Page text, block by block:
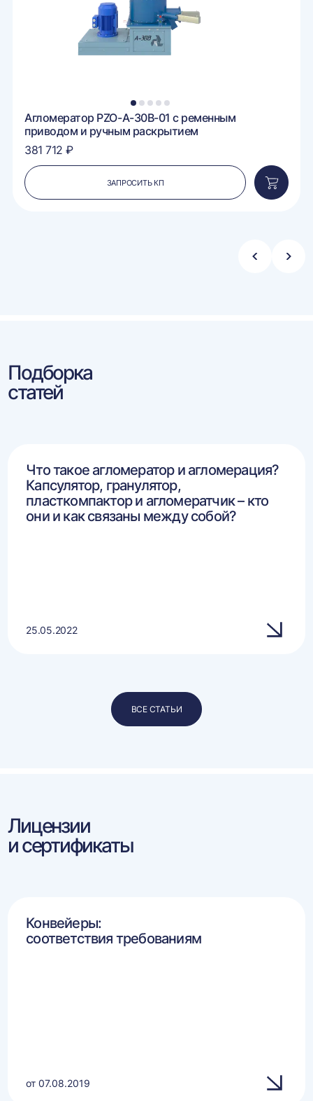
1 2 3 4 5
Агломератор PZO-A-30B-01 с ременным
приводом и ручным раскрытием
381 712 ₽
ЗАПРОСИТЬ КП
в
Стрелка
Подборка
статей
Что такое агломератор и агломерация?
Капсулятор, гранулятор,
пласткомпактор и агломератчик – кто
они и как связаны между собой?
25.05.2022
ВСЕ СТАТЬИ
Лицензии
и сертификаты
Конвейеры:
соответствия требованиям
от 07.08.2019